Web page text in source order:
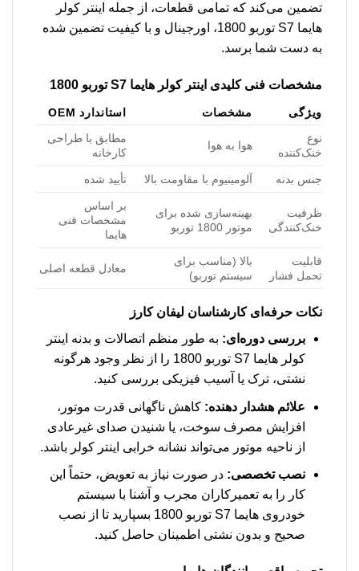
تضمین می‌کند که تمامی قطعات، از جمله اینتر کولر
هایما S7 توربو 1800، اورجینال و با کیفیت تضمین شده
به دست شما برسد.
مشخصات فنی کلیدی اینتر کولر هایما S7 توربو 1800
ویژگی مشخصات
استاندارد OEM
نوع
خنک‌کننده
هوا به هوا
مطابق با طراحی
کارخانه
جنس بدنه آلومینیوم با مقاومت بالا تأیید شده
ظرفیت
خنک‌کنندگی
بهینه‌سازی شده برای
موتور 1800 توربو
بر اساس
مشخصات فنی
هایما
قابلیت
تحمل فشار
بالا (مناسب برای
سیستم توربو)
معادل قطعه اصلی
نکات حرفه‌ای کارشناسان لیفان کارز
بررسی دوره‌ای: به طور منظم اتصالات و بدنه اینتر
کولر هایما S7 توربو 1800 را از نظر وجود هرگونه
نشتی، ترک یا آسیب فیزیکی بررسی کنید.
علائم هشدار دهنده: کاهش ناگهانی قدرت موتور،
افزایش مصرف سوخت، یا شنیدن صدای غیرعادی
از ناحیه موتور می‌تواند نشانه خرابی اینتر کولر باشد.
نصب تخصصی: در صورت نیاز به تعویض، حتماً این
کار را به تعمیرکاران مجرب و آشنا با سیستم
خودروی هایما S7 توربو 1800 بسپارید تا از نصب
صحیح و بدون نشتی اطمینان حاصل کنید.